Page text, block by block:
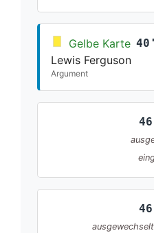
Gelbe Karte 40'
Lewis Ferguson
Argument